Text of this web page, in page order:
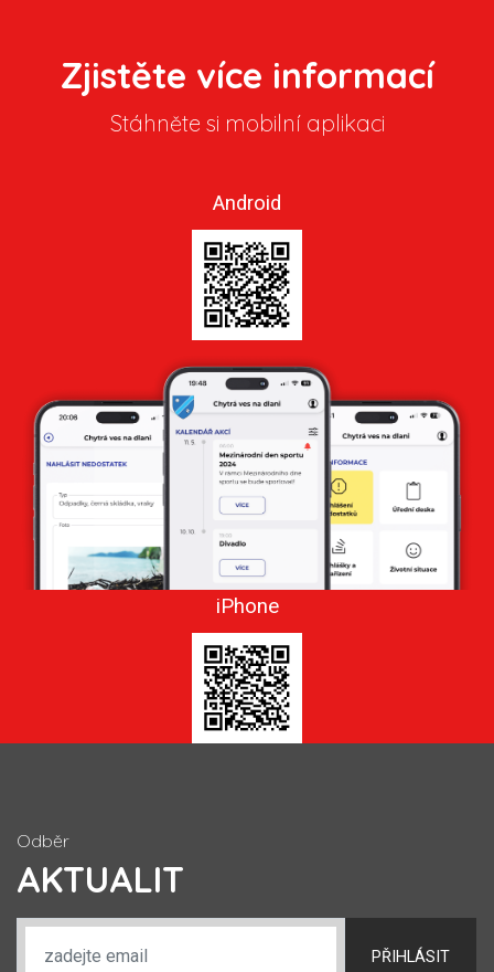
Zjistěte více informací
Stáhněte si mobilní aplikaci
Android
iPhone
Odběr
AKTUALIT
PŘIHLÁSIT